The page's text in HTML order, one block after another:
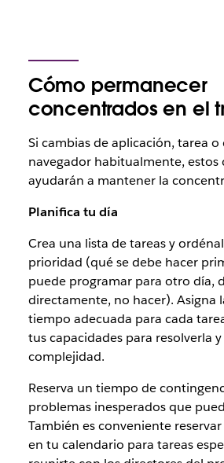
Cómo permanecer
concentrados en el
Si cambias de aplicación, tarea o
navegador habitualmente, estos
ayudarán a mantener la
Planifica tu día
Crea una lista de tareas y
prioridad (qué se debe hacer
puede programar para otro día,
directamente, no hacer). Asigna
tiempo adecuada para cada
tus capacidades para resolverla
complejidad.
Reserva un tiempo de
problemas inesperados que
También es conveniente
en tu calendario para tareas